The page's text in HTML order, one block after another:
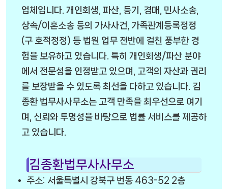
업체입니다. 개인회생, 파산, 등기, 경매, 민사소송,
상속/이혼소송 등의 가사사건, 가족관계등록정정
(구 호적정정) 등 법원 업무 전반에 걸친 풍부한 경
험을 보유하고 있습니다. 특히 개인회생/파산 분야
에서 전문성을 인정받고 있으며, 고객의 자산과 권리
를 보장받을 수 있도록 최선을 다하고 있습니다. 김
종환 법무사사무소는 고객 만족을 최우선으로 여기
며, 신뢰와 투명성을 바탕으로 법률 서비스를 제공하
고 있습니다.
김종환법무사사무소
주소: 서울특별시 강북구 번동 463-52 2층